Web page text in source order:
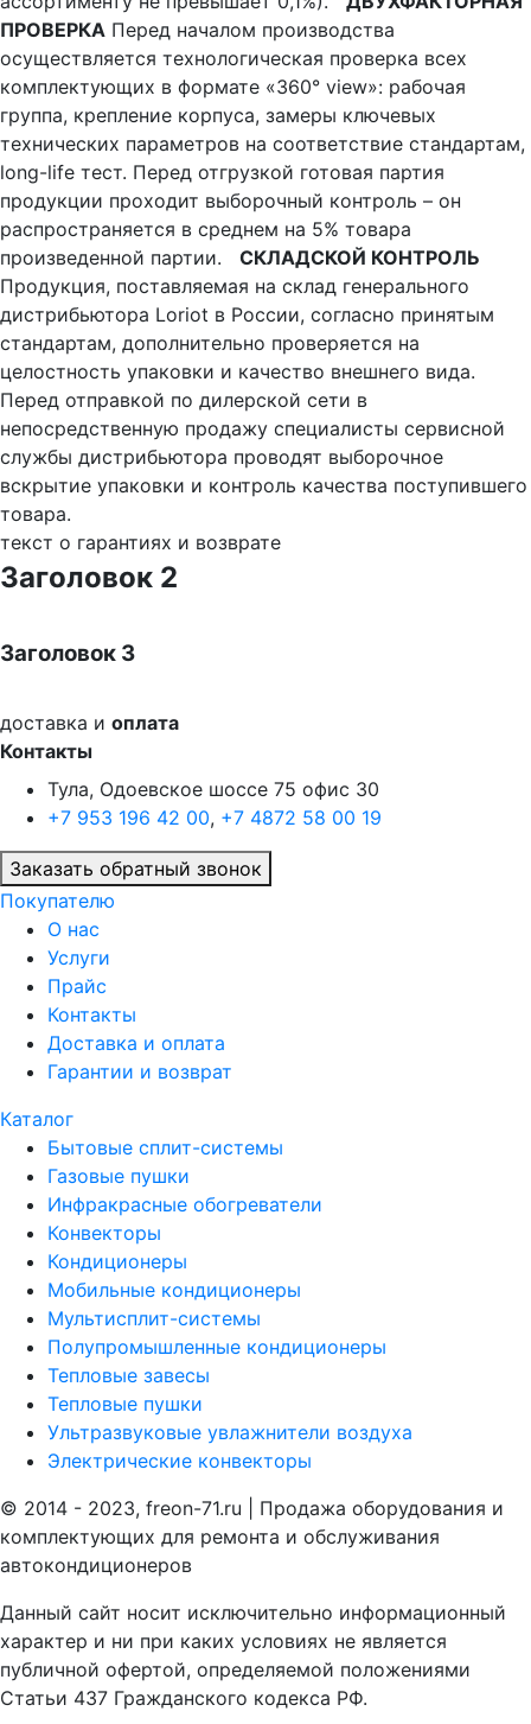
ПРОВЕРКА Перед началом производства
осуществляется технологическая проверка всех
комплектующих в формате «360° view»: рабочая
группа, крепление корпуса, замеры ключевых
технических параметров на соответствие стандартам,
long-life тест. Перед отгрузкой готовая партия
продукции проходит выборочный контроль – он
распространяется в среднем на 5% товара
произведенной партии. СКЛАДСКОЙ КОНТРОЛЬ
Продукция, поставляемая на склад генерального
дистрибьютора Loriot в России, согласно принятым
стандартам, дополнительно проверяется на
целостность упаковки и качество внешнего вида.
Перед отправкой по дилерской сети в
непосредственную продажу специалисты сервисной
службы дистрибьютора проводят выборочное
вскрытие упаковки и контроль качества поступившего
товара.
текст о гарантиях и возврате
Заголовок 2
Заголовок 3
доставка и оплата
Контакты
Тула, Одоевское шоссе 75 офис 30
+7 953 196 42 00, +7 4872 58 00 19
Заказать обратный звонок
Покупателю
О нас
Услуги
Прайс
Контакты
Доставка и оплата
Гарантии и возврат
Каталог
Бытовые сплит-системы
Газовые пушки
Инфракрасные обогреватели
Конвекторы
Кондиционеры
Мобильные кондиционеры
Мультисплит-системы
Полупромышленные кондиционеры
Тепловые завесы
Тепловые пушки
Ультразвуковые увлажнители воздуха
Электрические конвекторы
© 2014 - 2023, freon-71.ru | Продажа оборудования и
комплектующих для ремонта и обслуживания
автокондиционеров
Данный сайт носит исключительно информационный
характер и ни при каких условиях не является
публичной офертой, определяемой положениями
Статьи 437 Гражданского кодекса РФ.